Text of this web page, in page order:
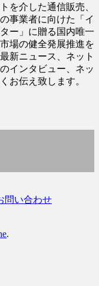
を介した通信販売、
事業者に向けた「イ
ー」に贈る国内唯一
場の健全発展推進を
新ニュース、ネット
インタビュー、ネッ
お伝え致します。
問い合わせ
.